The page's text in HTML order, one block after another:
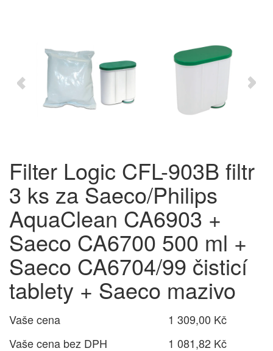
Filter Logic CFL-903B filtr
3 ks za Saeco/Philips
AquaClean CA6903 +
Saeco CA6700 500 ml +
Saeco CA6704/99 čisticí
tablety + Saeco mazivo
Vaše cena
1 309,00 Kč
Vaše cena bez DPH
1 081,82 Kč